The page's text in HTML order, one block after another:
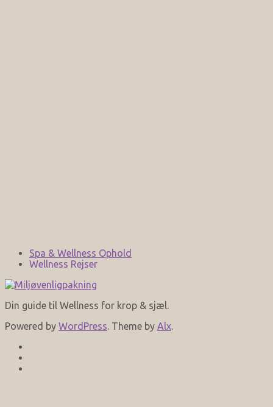
Spa & Wellness Ophold
Wellness Rejser
Din guide til Wellness for krop & sjæl.
Powered by WordPress. Theme by Alx.